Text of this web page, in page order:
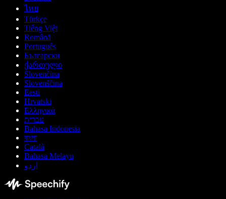
ไทย
Türkçe
Tiếng Việt
Română
Português
Български
ქართული
Slovenčina
Slovenščina
Eesti
Hrvatski
Ελληνικά
עברית
Bahasa Indonesia
বাংলা
Català
Bahasa Melayu
اردو